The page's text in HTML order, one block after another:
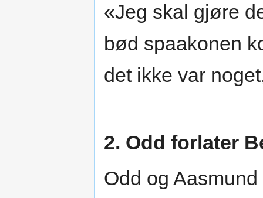
«Jeg skal gjøre
bød spaakonen
det ikke var
2. Odd forlater
Odd og